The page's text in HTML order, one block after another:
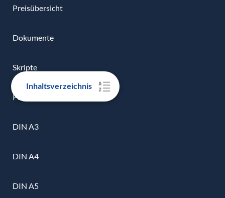
Inhaltsverzeichnis
Preisübersicht
Dokumente
Skripte
PDF
DIN A3
DIN A4
DIN A5